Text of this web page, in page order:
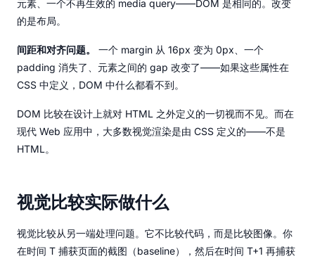
元素、一个不再生效的 media query——DOM 是相同的。改变
的是布局。
间距和对齐问题。
一个 margin 从 16px 变为 0px、一个
padding 消失了、元素之间的 gap 改变了——如果这些属性在
CSS 中定义，DOM 中什么都看不到。
DOM 比较在设计上就对 HTML 之外定义的一切视而不见。而在
现代 Web 应用中，大多数视觉渲染是由 CSS 定义的——不是
HTML。
视觉比较实际做什么
视觉比较从另一端处理问题。它不比较代码，而是比较图像。你
在时间 T 捕获页面的截图（baseline），然后在时间 T+1 再捕获